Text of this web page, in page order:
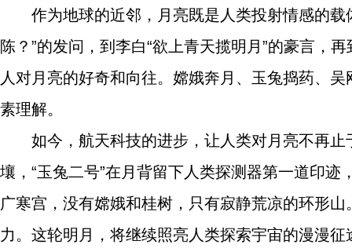
作为地球的近邻，月亮既是人类投射情感的
陈？”的发问，到李白“欲上青天揽明月”的豪言，
人对月亮的好奇和向往。嫦娥奔月、玉兔捣药、
素理解。
如今，航天科技的进步，让人类对月亮不再
壤，“玉兔二号”在月背留下人类探测器第一道印
广寒宫，没有嫦娥和桂树，只有寂静荒凉的环形
力。这轮明月，将继续照亮人类探索宇宙的漫漫征